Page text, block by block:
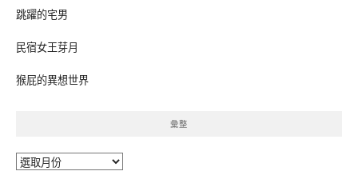
跳躍的宅男
民宿女王芽月
猴屁的異想世界
彙整
彙